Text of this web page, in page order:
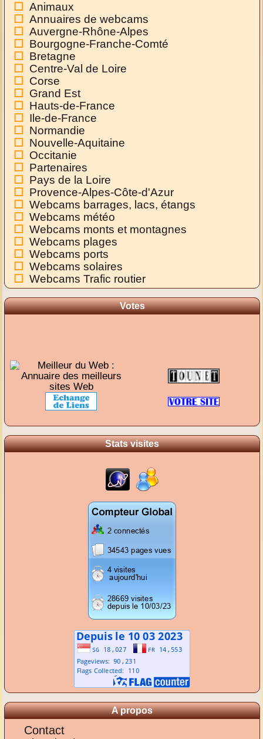
Animaux
Annuaires de webcams
Auvergne-Rhône-Alpes
Bourgogne-Franche-Comté
Bretagne
Centre-Val de Loire
Corse
Grand Est
Hauts-de-France
Ile-de-France
Normandie
Nouvelle-Aquitaine
Occitanie
Partenaires
Pays de la Loire
Provence-Alpes-Côte-d'Azur
Webcams barrages, lacs, étangs
Webcams météo
Webcams monts et montagnes
Webcams plages
Webcams ports
Webcams solaires
Webcams Trafic routier
Votes
Stats visites
A propos
Contact